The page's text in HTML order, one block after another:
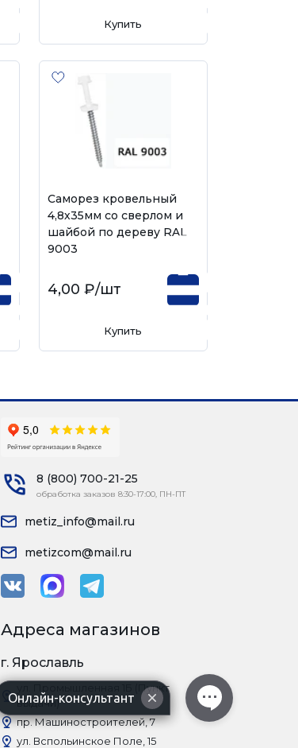
Купить
Саморез кровельный
4,8х35мм со сверлом и
шайбой по дереву RAL
9003
4,00 ₽/шт
Купить
8 (800) 700-21-25
обработка заказов 8:30-17:00, ПН-ПТ
metiz_info@mail.ru
metizcom@mail.ru
Адреса магазинов
г. Ярославль
ул. Промышленная 1Б (Пункт
выдачи)
пр. Машиностроителей, 7
ул. Вспольинское Поле, 15
Онлайн-консультант